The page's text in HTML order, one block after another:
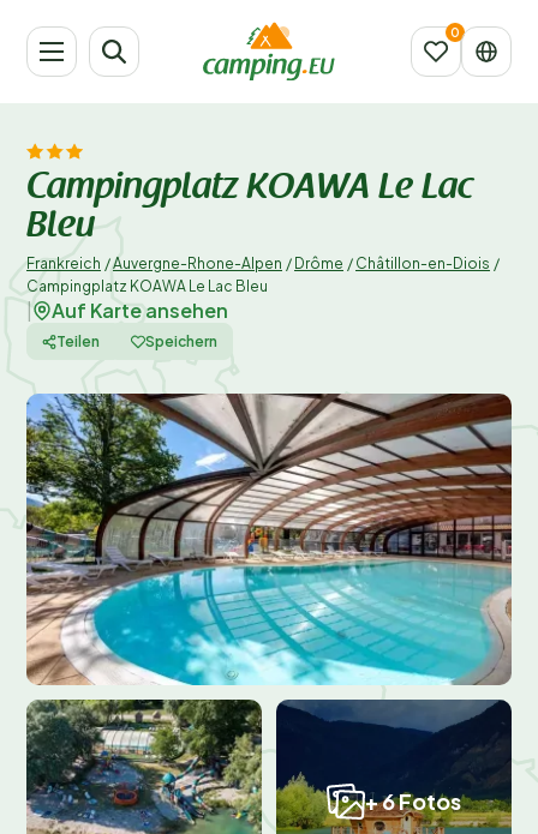
Campingplatz KOAWA Le Lac
Bleu
Frankreich /Auvergne-Rhone-Alpen / Drôme / Châtillon-en-Diois /
Campingplatz KOAWA Le Lac Bleu
Auf Karte ansehen
Teilen Speichern
+ 6 Fotos